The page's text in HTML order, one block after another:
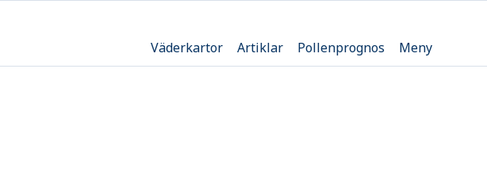
Väderkartor Artiklar Pollenprognos Meny